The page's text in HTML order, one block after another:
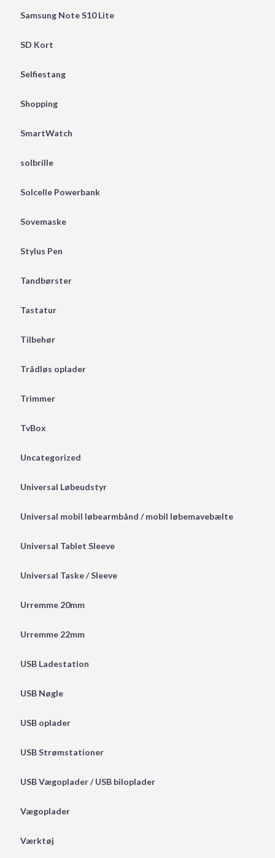
Samsung Note S10 Lite
SD Kort
Selfiestang
Shopping
SmartWatch
solbrille
Solcelle Powerbank
Sovemaske
Stylus Pen
Tandbørster
Tastatur
Tilbehør
Trådløs oplader
Trimmer
TvBox
Uncategorized
Universal Løbeudstyr
Universal mobil løbearmbånd / mobil løbemavebælte
Universal Tablet Sleeve
Universal Taske / Sleeve
Urremme 20mm
Urremme 22mm
USB Ladestation
USB Nøgle
USB oplader
USB Strømstationer
USB Vægoplader / USB biloplader
Vægoplader
Værktøj